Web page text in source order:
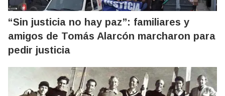
“Sin justicia no hay paz”: familiares y
amigos de Tomás Alarcón marcharon para
pedir justicia